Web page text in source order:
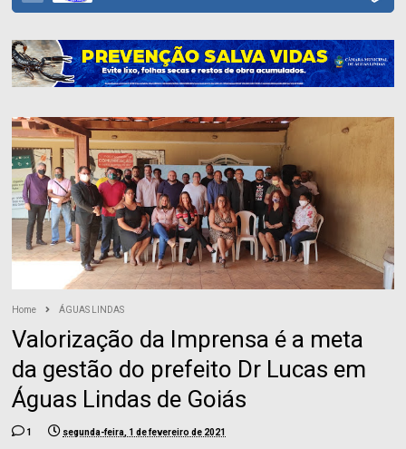
Home ÁGUAS LINDAS
Valorização da Imprensa é a meta
da gestão do prefeito Dr Lucas em
Águas Lindas de Goiás
1 segunda-feira, 1 de fevereiro de 2021